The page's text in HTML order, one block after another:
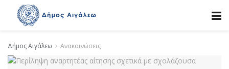
Δήμος Αιγάλεω Ανακοινώσεις